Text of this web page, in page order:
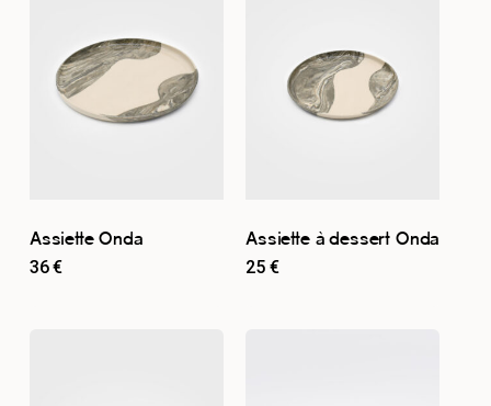
Assiette Onda
36€
Assiette à dessert Onda
25 €